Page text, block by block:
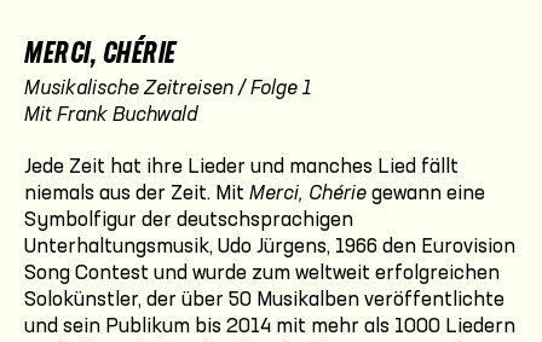
MERCI, CHÉRIE
Musikalische Zeitreisen / Folge 1
Mit Frank Buchwald
Jede Zeit hat ihre Lieder und manches Lied fällt
niemals aus der Zeit. Mit Merci, Chérie gewann eine
Symbolfigur der deutschsprachigen
Unterhaltungsmusik, Udo Jürgens, 1966 den Eurovision
Song Contest und wurde zum weltweit erfolgreichen
Solokünstler, der über 50 Musikalben veröffentlichte
und sein Publikum bis 2014 mit mehr als 1000 Liedern